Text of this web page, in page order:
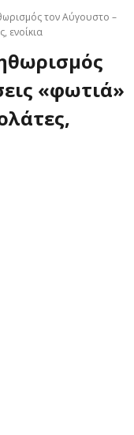
τον Αύγουστο –
ενοίκια
«φωτιά»